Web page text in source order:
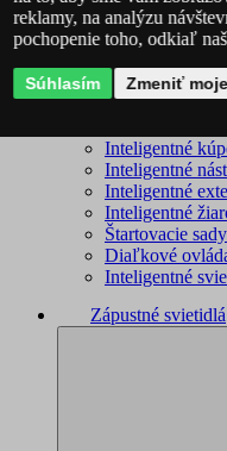
WiZ –
Inteligentné
Inteligentné
Inteligentné
Inteligentné
Inteligentné
Inteligentné
Inteligentné
Štartovacie sady
Diaľkové
Inteligentné
Zápustné svietidlá
reklamy, na analýzu
pochopenie toho, odkiaľ
Súhlasím Zmeniť